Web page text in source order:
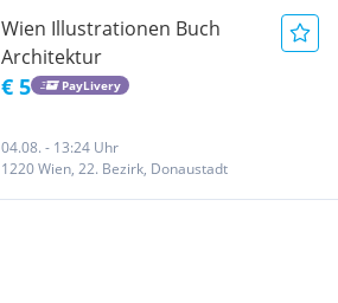
Wien Illustrationen Buch
Architektur
€ 5 PayLivery
04.08. - 13:24 Uhr
1220 Wien, 22. Bezirk, Donaustadt